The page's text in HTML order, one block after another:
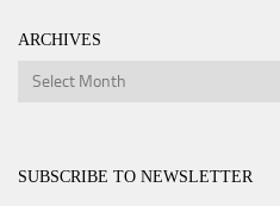
ARCHIVES
Archives
SUBSCRIBE TO NEWSLETTER